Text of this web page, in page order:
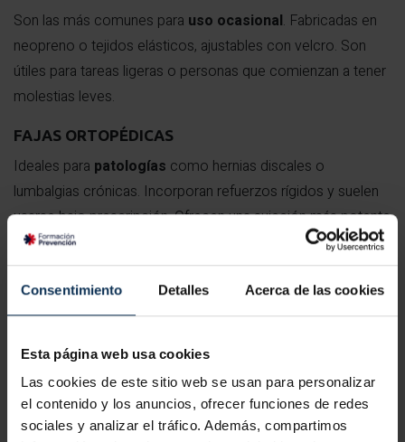
Consentimiento Detalles Acerca de las cookies
Esta página web usa cookies
Las cookies de este sitio web se usan para personalizar
el contenido y los anuncios, ofrecer funciones de redes
sociales y analizar el tráfico. Además, compartimos
Son las más comunes para uso ocasional. Fabricadas en
neopreno o tejidos elásticos, ajustables con velcro. Son
útiles para tareas ligeras o personas que comienzan a tener
molestias leves.
FAJAS ORTOPÉDICAS
Ideales para patologías como hernias discales o
lumbalgias crónicas. Incorporan refuerzos rígidos y suelen
usarse bajo prescripción. Ofrecen una sujeción más potente
y controlada.
FAJAS TÉRMICAS
Con tejidos termosensibles que retienen calor, como
musculatura y mejorar la circulación en la zona lumbar. Son
apropiadas para tareas que requierenmovilidad moderada
y en entornos fríos